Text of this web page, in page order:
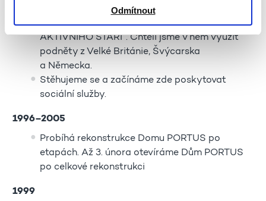
Odmítnout
Podmínkou byla rekonstrukce objektu
a realizace projektu ŽIVOTa 90 „DŮM
AKTIVNÍHO STÁŘÍ“. Chtěli jsme v něm využít
podněty z Velké Británie, Švýcarska
a Německa.
Stěhujeme se a začínáme zde poskytovat
sociální služby.
1996–2005
Probíhá rekonstrukce Domu PORTUS po
etapách. Až 3. února otevíráme Dům PORTUS
po celkové rekonstrukci
1999